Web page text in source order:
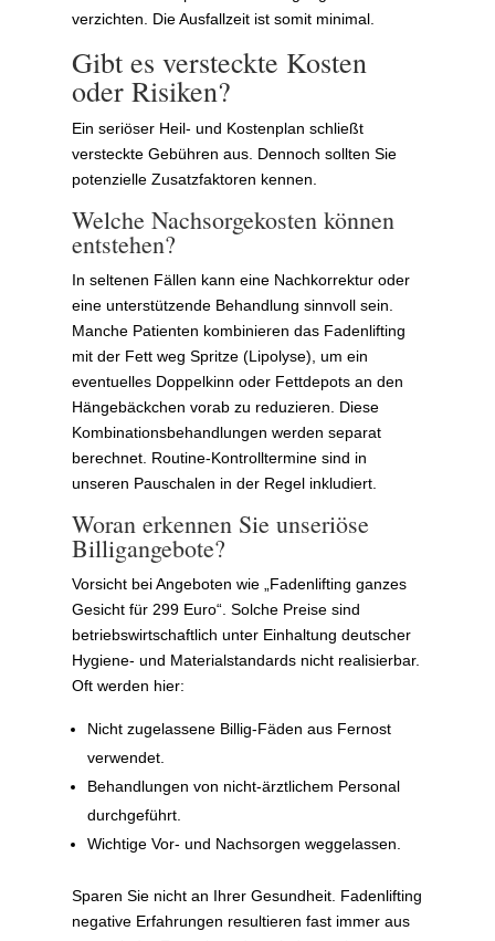
verzichten. Die Ausfallzeit ist somit minimal.
Gibt es versteckte Kosten
oder Risiken?
Ein seriöser Heil- und Kostenplan schließt
versteckte Gebühren aus. Dennoch sollten Sie
potenzielle Zusatzfaktoren kennen.
Welche Nachsorgekosten können
entstehen?
In seltenen Fällen kann eine Nachkorrektur oder
eine unterstützende Behandlung sinnvoll sein.
Manche Patienten kombinieren das Fadenlifting
mit der Fett weg Spritze (Lipolyse), um ein
eventuelles Doppelkinn oder Fettdepots an den
Hängebäckchen vorab zu reduzieren. Diese
Kombinationsbehandlungen werden separat
berechnet. Routine-Kontrolltermine sind in
unseren Pauschalen in der Regel inkludiert.
Woran erkennen Sie unseriöse
Billigangebote?
Vorsicht bei Angeboten wie „Fadenlifting ganzes
Gesicht für 299 Euro“. Solche Preise sind
betriebswirtschaftlich unter Einhaltung deutscher
Hygiene- und Materialstandards nicht realisierbar.
Oft werden hier:
Nicht zugelassene Billig-Fäden aus Fernost
verwendet.
Behandlungen von nicht-ärztlichem Personal
durchgeführt.
Wichtige Vor- und Nachsorgen weggelassen.
Sparen Sie nicht an Ihrer Gesundheit. Fadenlifting
negative Erfahrungen resultieren fast immer aus